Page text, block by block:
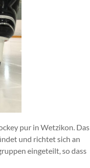
pur in Wetzikon. Das
und richtet sich an
eingeteilt, so dass